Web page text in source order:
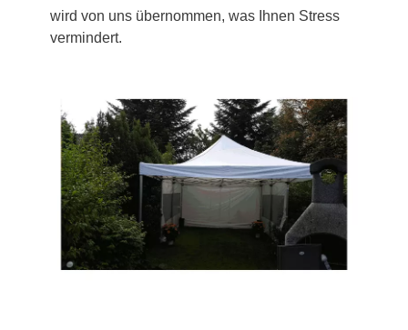
wird von uns übernommen, was Ihnen Stress
vermindert.